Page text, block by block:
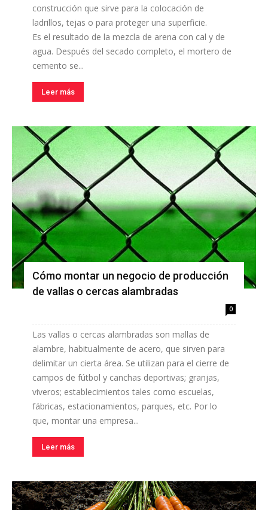
construcción que sirve para la colocación de
ladrillos, tejas o para proteger una superficie.
Es el resultado de la mezcla de arena con cal y de
agua. Después del secado completo, el mortero de
cemento se...
Leer más
Cómo montar un negocio de producción
de vallas o cercas alambradas
0
Las vallas o cercas alambradas son mallas de
alambre, habitualmente de acero, que sirven para
delimitar un cierta área. Se utilizan para el cierre de
campos de fútbol y canchas deportivas; granjas,
viveros; establecimientos tales como escuelas,
fábricas, estacionamientos, parques, etc. Por lo
que, montar una empresa...
Leer más